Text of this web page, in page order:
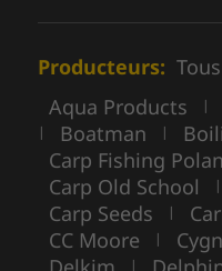
Producteurs: Tous
Aqua Products |
| Boatman |
Carp Fishing
Carp Old School |
Carp Seeds |
CC Moore |
|